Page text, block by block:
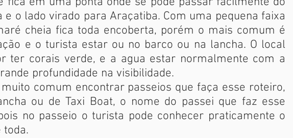
o lado virado para Araçatiba. Com uma pequena faixa
cheia fica toda encoberta, porém o mais comum é
e o turista estar ou no barco ou na lancha. O local
ter corais verde, e a agua estar normalmente com a
profundidade na visibilidade.
comum encontrar passeios que faça esse roteiro,
ou de Taxi Boat, o nome do passei que faz esse
no passeio o turista pode conhecer praticamente o
toda.